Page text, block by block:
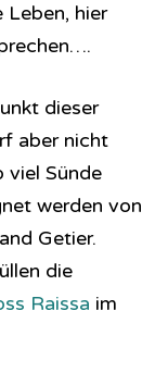
hier
dieser
aber nicht
viel Sünde
werden von
Getier.
die
Raissa im